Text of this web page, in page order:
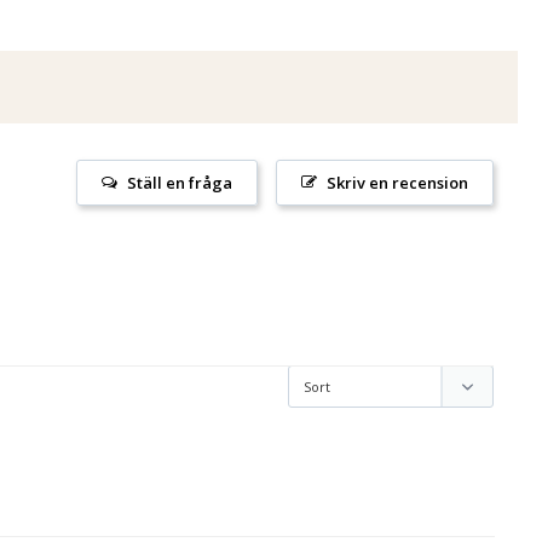
Skriv en recension
Ställ en fråga